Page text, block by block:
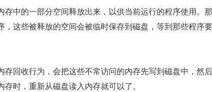
中的一部分空间释放出来，以供当前运行的程序使用。
这些被释放的空间会被临时保存到磁盘，等到那些程序
回收行为，会把这些不常访问的内存先写到磁盘中，然
时，重新从磁盘读入内存就可以了。